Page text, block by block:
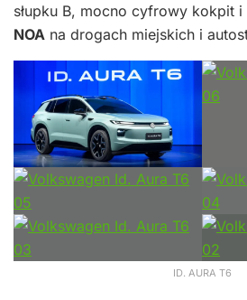
słupku B, mocno cyfrowy kokpit i
NOA na drogach miejskich i
ID. AURA T6